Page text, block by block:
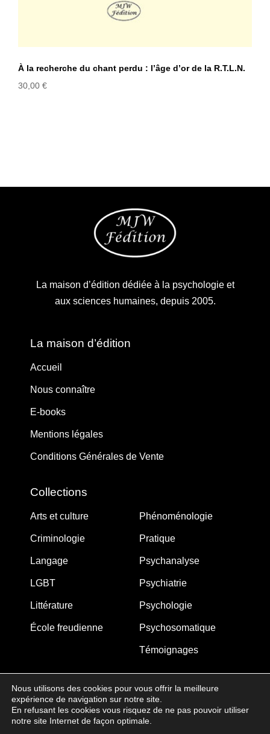
À la recherche du chant perdu : l’âge d’or de la R.T.L.N.
30,00 €
La maison d’édition dédiée à la psychologie et
aux sciences humaines, depuis 2005.
La maison d’édition
Accueil
Nous connaître
E-books
Mentions légales
Conditions Générales de Vente
Collections
Arts et culture
Criminologie
Langage
LGBT
Littérature
École freudienne
Phénoménologie
Pratique
Psychanalyse
Psychiatrie
Psychologie
Psychosomatique
Témoignages
MJW-FEDITION.COM © 2005-2025 – La Gouberdière
14710 Saint-Martin de Blagny
Nous utilisons des cookies pour vous offrir la meilleure
expérience de navigation sur notre site.
En refusant les cookies vous risquez de ne pas pouvoir utiliser
notre site Internet de façon optimale.